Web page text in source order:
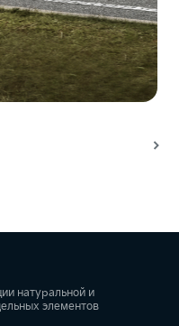
натуральной и
элементов